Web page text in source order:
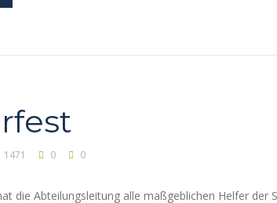
1471 0 0
die Abteilungsleitung alle maßgeblichen Helfer der